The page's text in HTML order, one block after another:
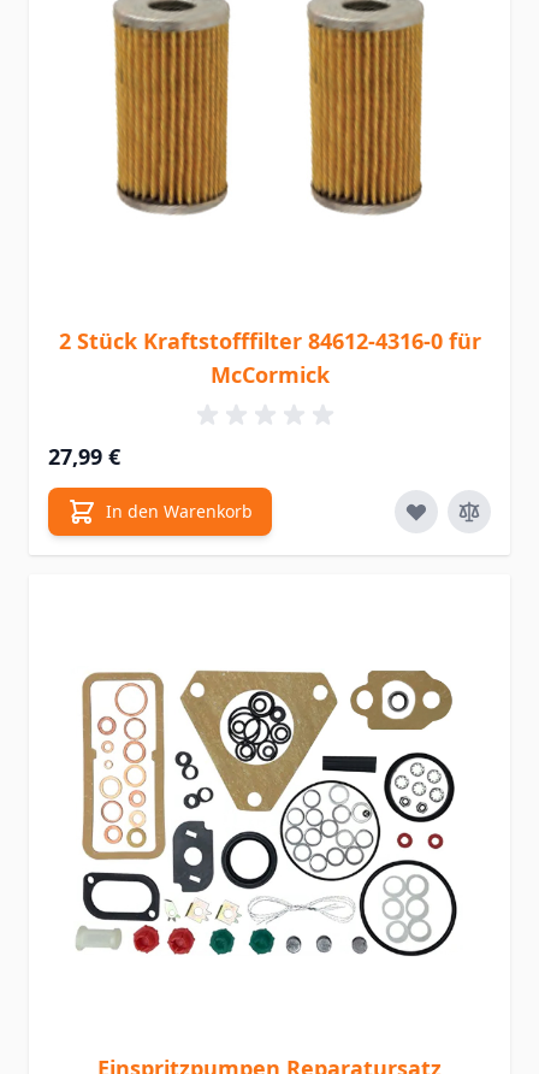
2 Stück Kraftstofffilter 84612-4316-0 für
McCormick
27,99 €
In den Warenkorb
Einspritzpumpen Reparatursatz